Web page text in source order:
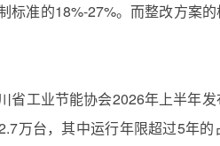
标准的18%-27%。而整改方案
省工业节能协会2026年上半年
万台，其中运行年限超过5年